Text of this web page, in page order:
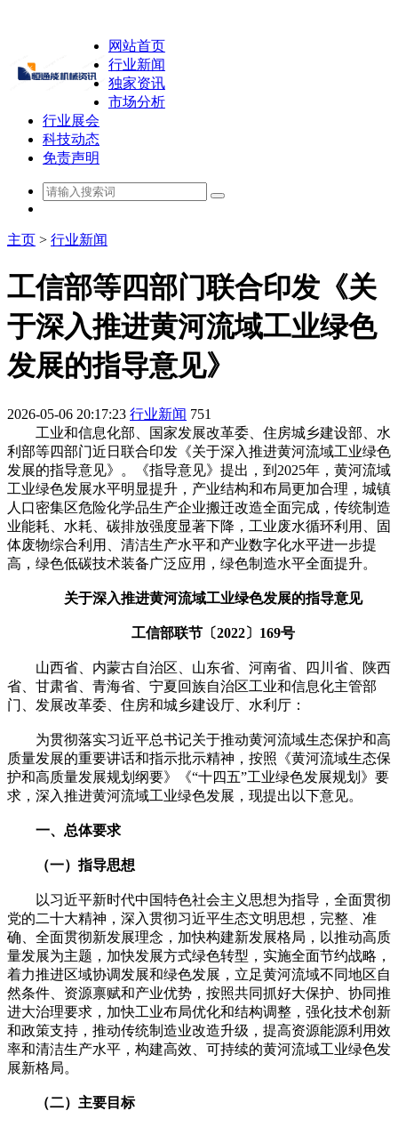
网站首页
行业新闻
独家资讯
市场分析
行业展会
科技动态
免责声明
主页 > 行业新闻
工信部等四部门联合印发《关
于深入推进黄河流域工业绿色
发展的指导意见》
2026-05-06 20:17:23 行业新闻 751
工业和信息化部、国家发展改革委、住房城乡建设部、水
利部等四部门近日联合印发《关于深入推进黄河流域工业绿色
发展的指导意见》。《指导意见》提出，到2025年，黄河流域
工业绿色发展水平明显提升，产业结构和布局更加合理，城镇
人口密集区危险化学品生产企业搬迁改造全面完成，传统制造
业能耗、水耗、碳排放强度显著下降，工业废水循环利用、固
体废物综合利用、清洁生产水平和产业数字化水平进一步提
高，绿色低碳技术装备广泛应用，绿色制造水平全面提升。
关于深入推进黄河流域工业绿色发展的指导意见
工信部联节〔2022〕169号
山西省、内蒙古自治区、山东省、河南省、四川省、陕西
省、甘肃省、青海省、宁夏回族自治区工业和信息化主管部
门、发展改革委、住房和城乡建设厅、水利厅：
为贯彻落实习近平总书记关于推动黄河流域生态保护和高
质量发展的重要讲话和指示批示精神，按照《黄河流域生态保
护和高质量发展规划纲要》《“十四五”工业绿色发展规划》要
求，深入推进黄河流域工业绿色发展，现提出以下意见。
一、总体要求
（一）指导思想
以习近平新时代中国特色社会主义思想为指导，全面贯彻
党的二十大精神，深入贯彻习近平生态文明思想，完整、准
确、全面贯彻新发展理念，加快构建新发展格局，以推动高质
量发展为主题，加快发展方式绿色转型，实施全面节约战略，
着力推进区域协调发展和绿色发展，立足黄河流域不同地区自
然条件、资源禀赋和产业优势，按照共同抓好大保护、协同推
进大治理要求，加快工业布局优化和结构调整，强化技术创新
和政策支持，推动传统制造业改造升级，提高资源能源利用效
率和清洁生产水平，构建高效、可持续的黄河流域工业绿色发
展新格局。
（二）主要目标